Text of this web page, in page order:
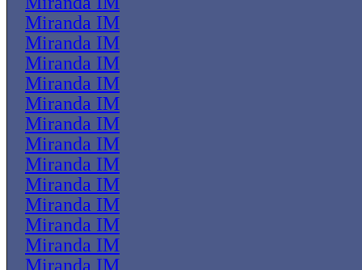
Miranda IM
Miranda IM
Miranda IM
Miranda IM
Miranda IM
Miranda IM
Miranda IM
Miranda IM
Miranda IM
Miranda IM
Miranda IM
Miranda IM
Miranda IM